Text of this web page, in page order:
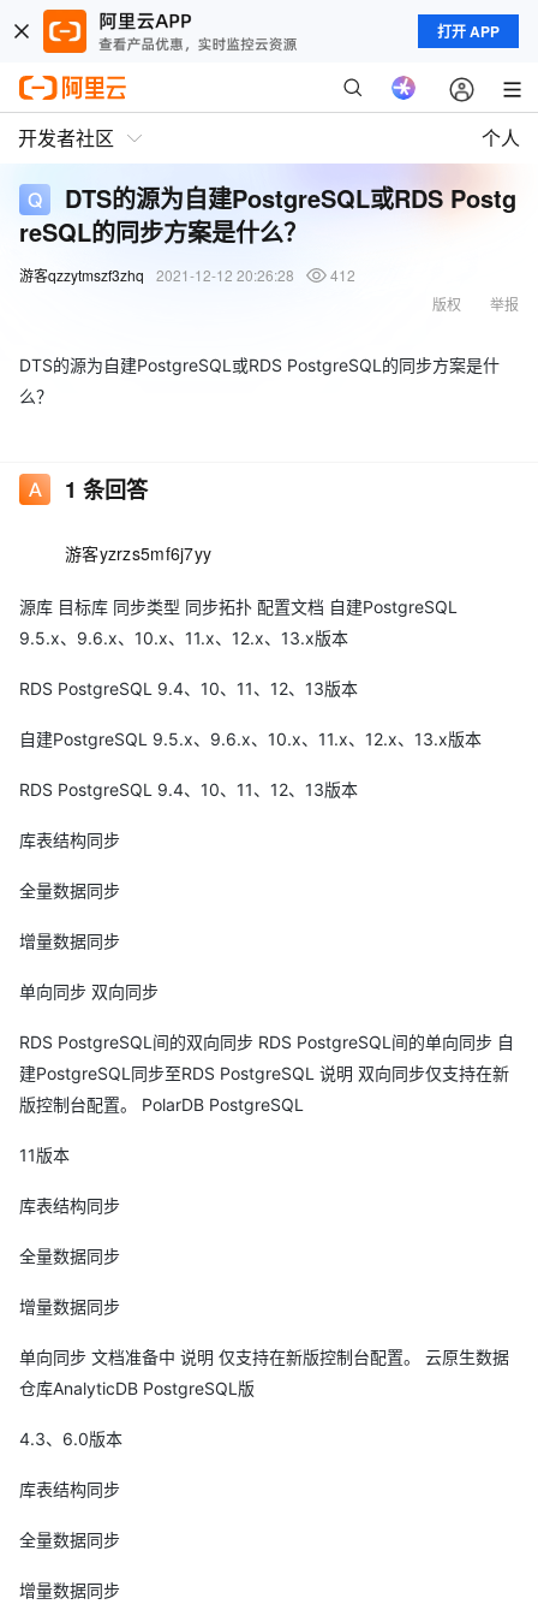
打开 APP
开发者社区 个人
DTS的源为自建PostgreSQL或RDS Postg
reSQL的同步方案是什么？
游客qzzytmszf3zhq 2021-12-12 20:26:28
412
举报
版权
DTS的源为自建PostgreSQL或RDS PostgreSQL的同步方案是什
么？
1 条回答
游客yzrzs5mf6j7yy
源库 目标库 同步类型 同步拓扑 配置文档 自建PostgreSQL
9.5.x、9.6.x、10.x、11.x、12.x、13.x版本
RDS PostgreSQL 9.4、10、11、12、13版本
自建PostgreSQL 9.5.x、9.6.x、10.x、11.x、12.x、13.x版本
RDS PostgreSQL 9.4、10、11、12、13版本
库表结构同步
全量数据同步
增量数据同步
单向同步 双向同步
RDS PostgreSQL间的双向同步 RDS PostgreSQL间的单向同步 自
建PostgreSQL同步至RDS PostgreSQL 说明 双向同步仅支持在新
版控制台配置。 PolarDB PostgreSQL
11版本
库表结构同步
全量数据同步
增量数据同步
单向同步 文档准备中 说明 仅支持在新版控制台配置。 云原生数据
仓库AnalyticDB PostgreSQL版
4.3、6.0版本
库表结构同步
全量数据同步
增量数据同步